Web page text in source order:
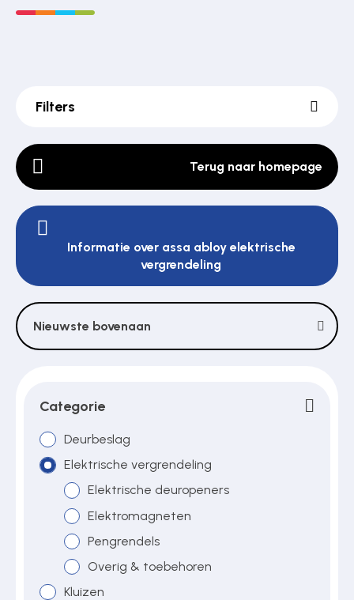
Pulsgevers
Sloten
Toegangsverlening
Over ons
Contact
Filters
Terug naar homepage
Informatie over assa abloy elektrische
vergrendeling
Nieuwste bovenaan
Categorie
Deurbeslag
Elektrische vergrendeling
Elektrische deuropeners
Elektromagneten
Pengrendels
Overig & toebehoren
Kluizen